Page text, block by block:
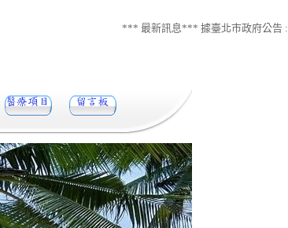
*** 最新訊息*** 據臺北市政府公告